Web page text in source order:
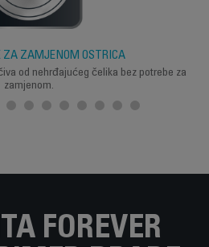
ZA ZAMJENOM OŠTRICA
od nehrđajućeg čelika bez potrebe za
zamjenom.
FOREVER